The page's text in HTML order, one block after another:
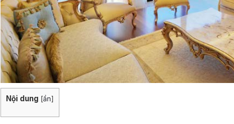
Nội dung [ẩn]